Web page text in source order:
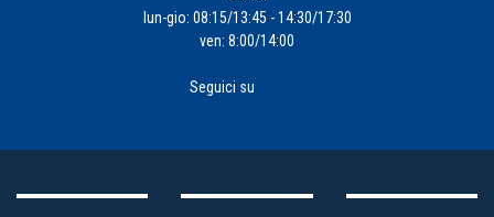
lun-gio: 08:15/13:45 - 14:30/17:30
ven: 8:00/14:00
Seguici su